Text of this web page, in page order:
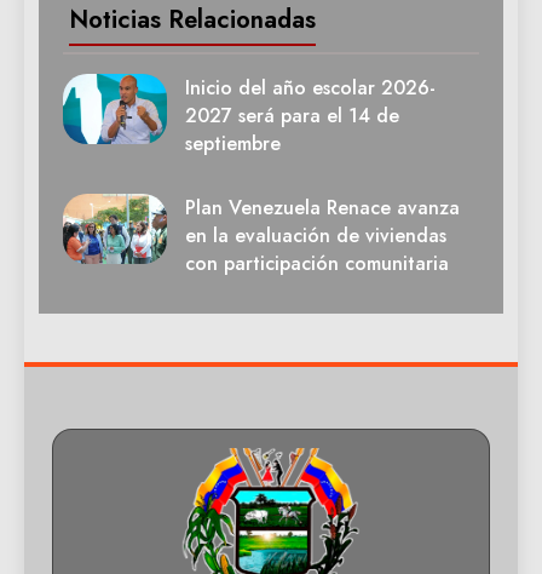
Noticias Relacionadas
Inicio del año escolar 2026-
2027 será para el 14 de
septiembre
Plan Venezuela Renace avanza
en la evaluación de viviendas
con participación comunitaria